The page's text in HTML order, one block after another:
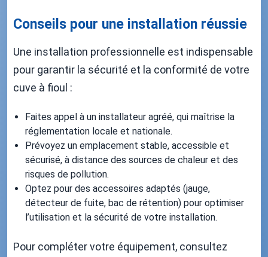
Conseils pour une installation réussie
Une installation professionnelle est indispensable
pour garantir la sécurité et la conformité de votre
cuve à fioul :
Faites appel à un installateur agréé, qui maîtrise la
réglementation locale et nationale.
Prévoyez un emplacement stable, accessible et
sécurisé, à distance des sources de chaleur et des
risques de pollution.
Optez pour des accessoires adaptés (jauge,
détecteur de fuite, bac de rétention) pour optimiser
l’utilisation et la sécurité de votre installation.
Pour compléter votre équipement, consultez